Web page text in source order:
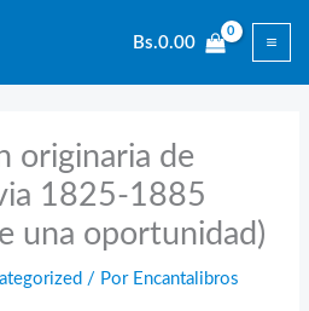
Bs.0.00
originaria de
1825-1885
una oportunidad)
/ Por Encantalibros